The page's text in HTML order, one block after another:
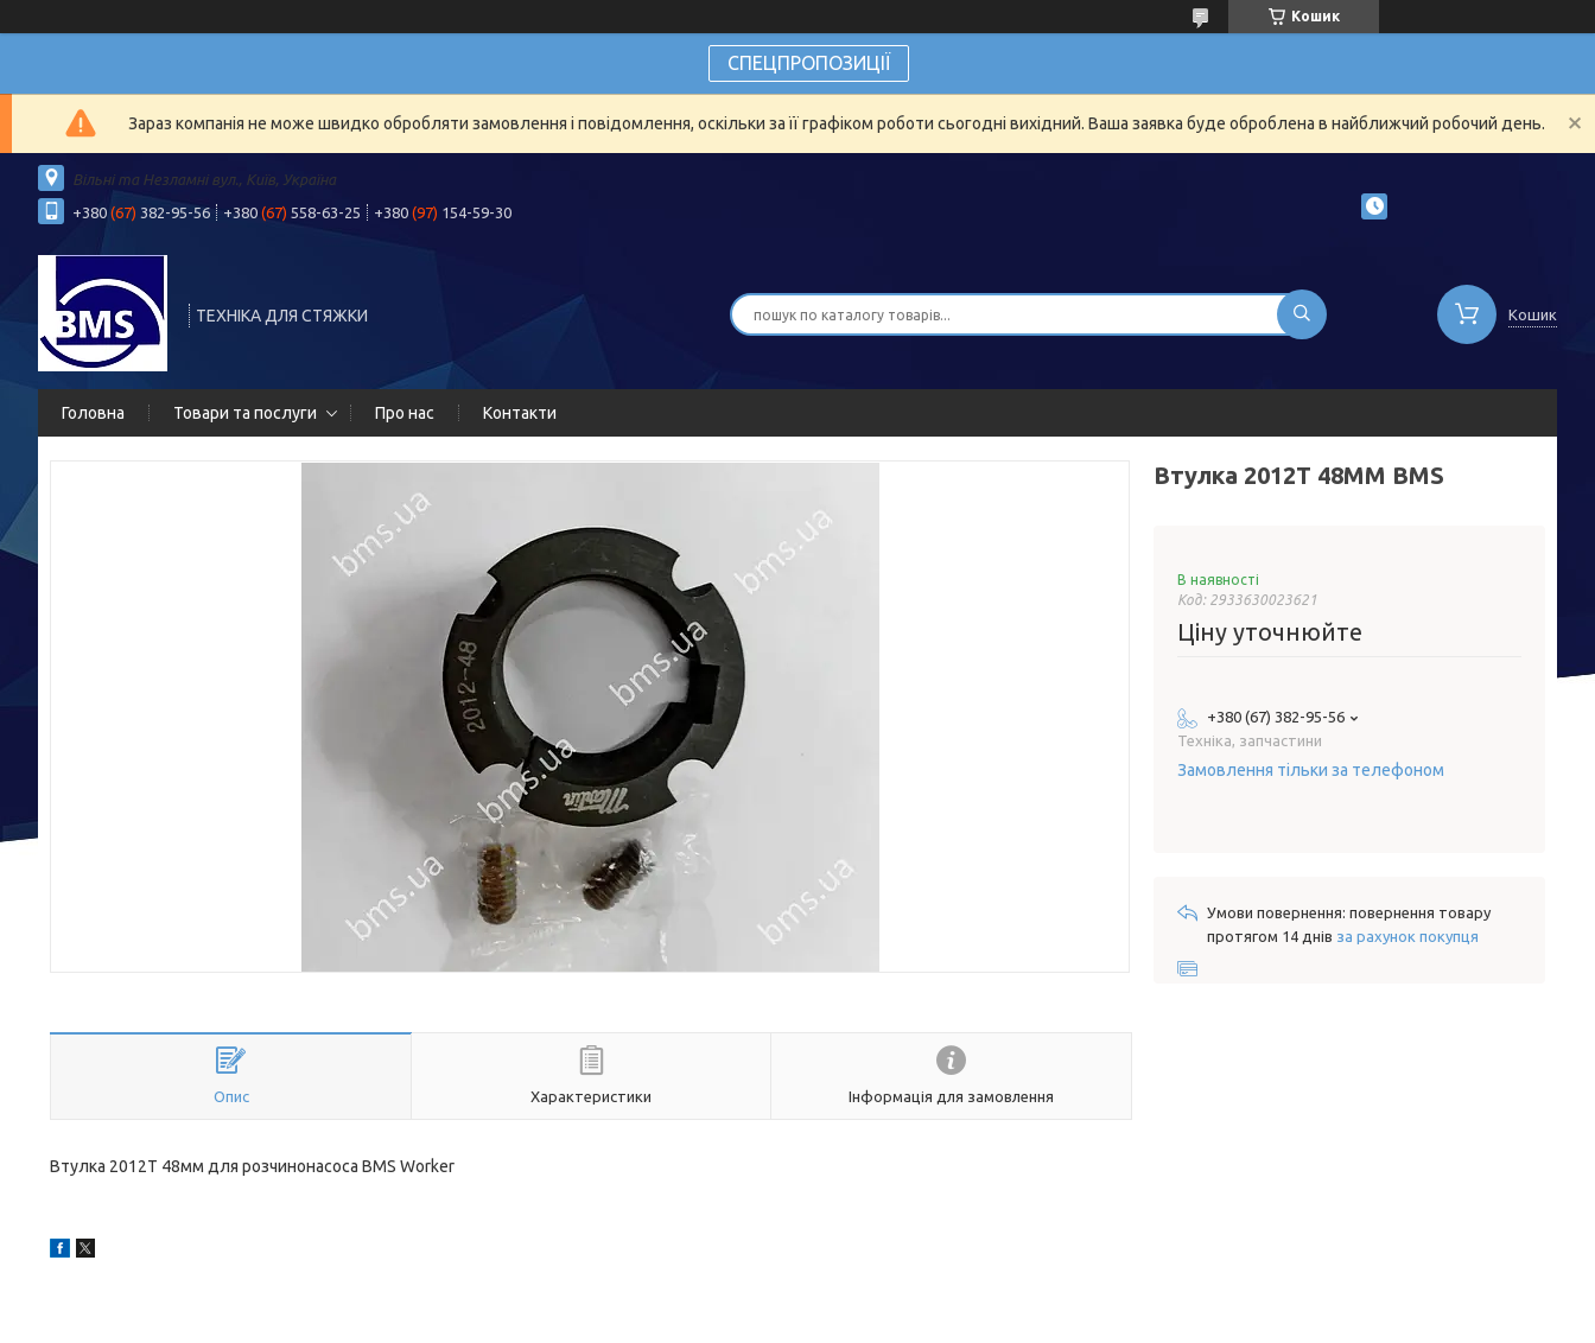
Кошик
СПЕЦПРОПОЗИЦІЇ
Зараз компанія не може швидко обробляти замовлення і повідомлення, оскільки за її графіком роботи сьогодні вихідний. Ваша заявка буде оброблена в найближчий робочий день.
Вільні та Незламні вул., Київ, Україна
+380 (67) 382-95-56 +380 (67) 558-63-25 +380 (97) 154-59-30
ТЕХНІКА ДЛЯ СТЯЖКИ Кошик
Головна Товари та послуги Про нас Контакти
Опис Характеристики Інформація для замовлення
Втулка 2012Т 48мм для розчинонасоса BMS Worker
Втулка 2012Т 48ММ BMS
В наявності
Код: 2933630023621
Ціну уточнюйте
+380 (67) 382-95-56
Техніка, запчастини
Замовлення тільки за телефоном
повернення товару
протягом 14 днів за рахунок покупця